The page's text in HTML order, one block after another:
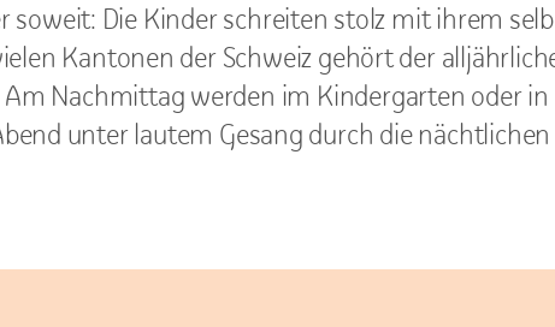
soweit: Die Kinder schreiten stolz mit ihrem
Kantonen der Schweiz gehört der
Nachmittag werden im Kindergarten oder in
unter lautem Gesang durch die